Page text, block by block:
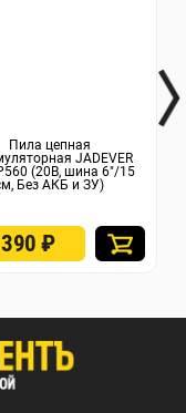
Пила цепная
JADEVER
(20В, шина 6"/15
Без АКБ и ЗУ)
₽